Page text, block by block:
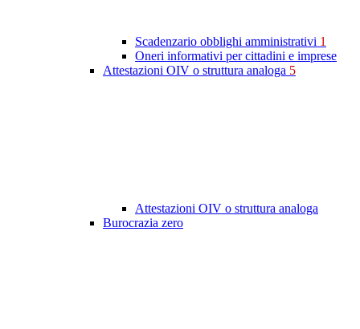
Scadenzario obblighi amministrativi 1
Oneri informativi per cittadini e imprese
Attestazioni OIV o struttura analoga 5
Attestazioni OIV o struttura analoga
Burocrazia zero